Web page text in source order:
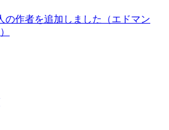
の作者を追加しました（エドマン